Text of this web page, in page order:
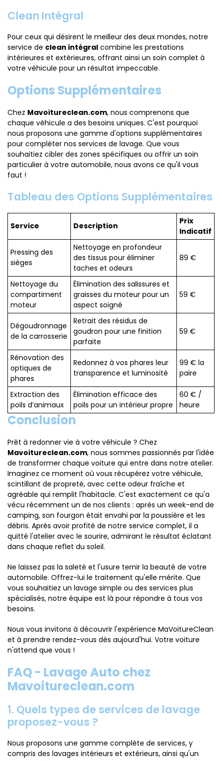
Clean Intégral
Pour ceux qui désirent le meilleur des deux mondes, notre
service de clean intégral combine les prestations
intérieures et extérieures, offrant ainsi un soin complet à
votre véhicule pour un résultat impeccable.
Options Supplémentaires
Chez Mavoitureclean.com, nous comprenons que
chaque véhicule a des besoins uniques. C'est pourquoi
nous proposons une gamme d'options supplémentaires
pour compléter nos services de lavage. Que vous
souhaitiez cibler des zones spécifiques ou offrir un soin
particulier à votre automobile, nous avons ce qu'il vous
faut !
Tableau des Options Supplémentaires
Service Description
Prix
Indicatif
Pressing des
sièges
Nettoyage en profondeur
des tissus pour éliminer
taches et odeurs
89 €
Nettoyage du
compartiment
moteur
Élimination des salissures et
graisses du moteur pour un
aspect soigné
59 €
Dégoudronnage
de la carrosserie
Retrait des résidus de
goudron pour une finition
parfaite
59 €
Rénovation des
optiques de
phares
Redonnez à vos phares leur
transparence et luminosité
99 € la
paire
Extraction des
poils d’animaux
Élimination efficace des
poils pour un intérieur propre
60 € /
heure
Conclusion
Prêt à redonner vie à votre véhicule ? Chez
Mavoitureclean.com, nous sommes passionnés par l'idée
de transformer chaque voiture qui entre dans notre atelier.
Imaginez ce moment où vous récupérez votre véhicule,
scintillant de propreté, avec cette odeur fraîche et
agréable qui remplit l'habitacle. C'est exactement ce qu'a
vécu récemment un de nos clients : après un week-end de
camping, son fourgon était envahi par la poussière et les
débris. Après avoir profité de notre service complet, il a
quitté l'atelier avec le sourire, admirant le résultat éclatant
dans chaque reflet du soleil.
Ne laissez pas la saleté et l'usure ternir la beauté de votre
automobile. Offrez-lui le traitement qu'elle mérite. Que
vous souhaitiez un lavage simple ou des services plus
spécialisés, notre équipe est là pour répondre à tous vos
besoins.
Nous vous invitons à découvrir l'expérience MaVoitureClean
et à prendre rendez-vous dès aujourd'hui. Votre voiture
n'attend que vous !
FAQ - Lavage Auto chez
Mavoitureclean.com
1. Quels types de services de lavage
proposez-vous ?
Nous proposons une gamme complète de services, y
compris des lavages intérieurs et extérieurs, ainsi qu'un